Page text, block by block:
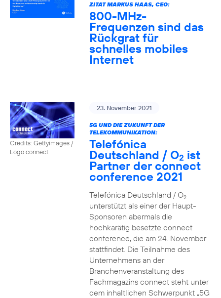
ZITAT MARKUS HAAS, CEO:
800-MHz-
Frequenzen sind das
Rückgrat für
schnelles mobiles
Internet
Credits: Gettyimages /
Logo connect
23. November 2021
5G UND DIE ZUKUNFT DER
TELEKOMMUNIKATION:
Telefónica
Deutschland / O2 ist
Partner der connect
conference 2021
Telefónica Deutschland / O2
unterstützt als einer der Haupt-
Sponsoren abermals die
hochkarätig besetzte connect
conference, die am 24. November
stattfindet. Die Teilnahme des
Unternehmens an der
Branchenveranstaltung des
Fachmagazins connect steht unter
dem inhaltlichen Schwerpunkt „5G